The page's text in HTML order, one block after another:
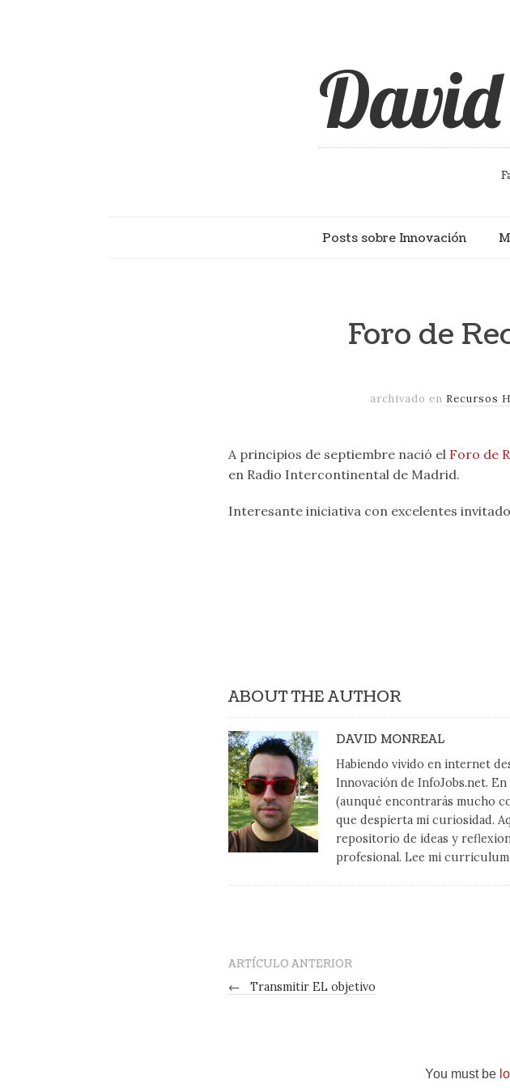
Posts sobre Innovación
Foro de
archivado en Recursos
A principios de septiembre nació el Foro de
en Radio Intercontinental de Madrid.
Interesante iniciativa con excelentes
ABOUT THE AUTHOR
DAVID MONREAL
Habiendo vivido en internet
Innovación de InfoJobs.net.
(aunqué encontrarás mucho
que despierta mi curiosidad.
repositorio de ideas y
profesional. Lee mi curriculum
ARTÍCULO ANTERIOR
←
Transmitir EL objetivo
You must be